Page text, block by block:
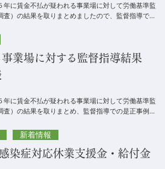
年に賃金不払が疑われる事業場に対して労働基準監
）の結果を取りまとめましたので、監督指導での
業場に対する監督指導結果
年に賃金不払が疑われる事業場に対して労働基準監
）の結果を取りまとめ、監督指導での是正事例や
新着情報
染症対応休業支援金・給付金